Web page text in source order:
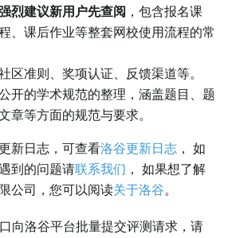
烈建议新用户先查阅 ，包含报名课
、课后作业等整套网校使用流程的常
区准则、奖项认证、反馈渠道等。
开的学术规范的整理，涵盖题目、题
章等方面的规范与要求。
新日志，可查看洛谷更新日志 ， 如
到的问题请联系我们 ， 如果想了解
公司，您可以阅读关于洛谷。
向洛谷平台批量提交评测请求，请